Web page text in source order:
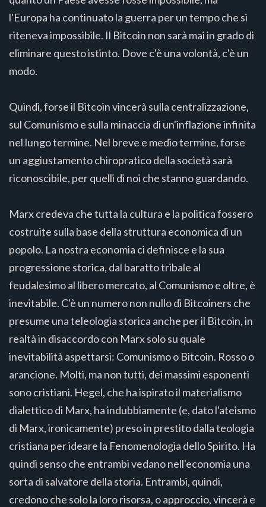
l'Europa ha continuato la guerra per un tempo che si
riteneva impossibile. Il Bitcoin non sarà mai in grado di
eliminare questo istinto. Dove c'è una volontà, c'è un
modo.
Quindi, forse il Bitcoin vincerà sulla centralizzazione,
sul Comunismo e sulla minaccia di un'inflazione infinita
nel lungo termine. Nel breve e medio termine, forse
un aggiustamento chiropratico della società sarà
riconoscibile, per quelli di noi che stanno guardando.
Marx credeva che tutta la cultura e la politica fossero
costruite sulla base della struttura economica di un
popolo. La nostra economia ci definisce e la sua
progressione storica, dal baratto tribale al
feudalesimo al libero mercato, al Comunismo e oltre, è
inevitabile. C'è un numero non nullo di Bitcoiners che
presume una teleologia storica anche per il Bitcoin, in
realtà in disaccordo con Marx solo su quale
inevitabilità aspettarsi: Comunismo o Bitcoin. Rosso o
arancione. Molti, ma non tutti, dei massimi esponenti
sono cristiani. Hegel, che ha ispirato il materialismo
dialettico di Marx, ha indubbiamente (e, dato l'ateismo
di Marx, ironicamente) preso in prestito dalla teologia
cristiana per ideare la Fenomenologia dello Spirito. Ha
quindi senso che entrambi vedano nell'economia una
sorta di salvatore della storia. Entrambi, quindi,
credono che solo la loro risorsa, o approccio, vincerà e